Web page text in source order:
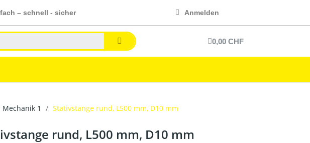
– schnell - sicher Anmelden
0,00 CHF
Mechanik 1 Stativstange rund, L500 mm, D10 mm
rund, L500 mm, D10 mm